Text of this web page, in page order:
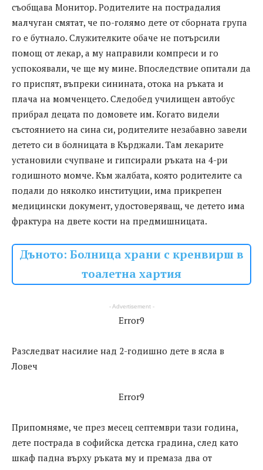
съобщава Монитор. Родителите на пострадалия
малчуган смятат, че по-голямо дете от сборната група
го е бутнало. Служителките обаче не потърсили
помощ от лекар, а му направили компреси и го
успокоявали, че ще му мине. Впоследствие опитали да
го приспят, въпреки синината, отока на ръката и
плача на момченцето. Следобед училищен автобус
прибрал децата по домовете им. Когато видели
състоянието на сина си, родителите незабавно завели
детето си в болницата в Кърджали. Там лекарите
установили счупване и гипсирали ръката на 4-ри
годишното момче. Към жалбата, която родителите са
подали до няколко институции, има прикрепен
медицински документ, удостоверяващ, че детето има
фрактура на двете кости на предмишницата.
Дъното: Болница храни с кренвирш в
тоалетна хартия
- Advertisement -
Error9
Разследват насилие над 2-годишно дете в ясла в
Ловеч
Error9
Припомняме, че през месец септември тази година,
дете пострада в софийска детска градина, след като
шкаф падна върху ръката му и премаза два от